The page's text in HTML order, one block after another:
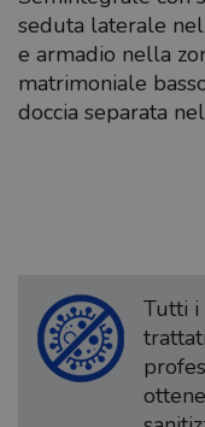
seduta laterale
e armadio nella
matrimoniale
doccia separata
Tutti i